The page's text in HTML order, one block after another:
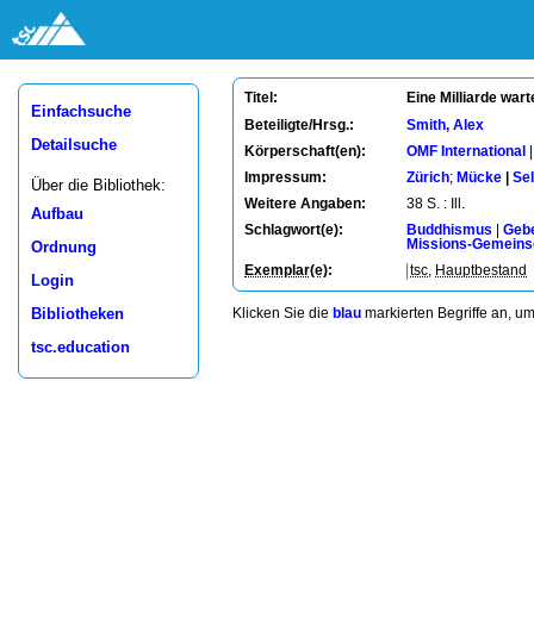
Einfachsuche
Detailsuche
Über die Bibliothek:
Aufbau
Ordnung
Login
Bibliotheken
tsc.education
Titel: Eine Milliarde
Beteiligte/Hrsg.:
Smith, Alex
Körperschaft(en):
OMF International
Impressum:
Zürich; Mücke
Weitere Angaben:
38 S. : Ill.
Schlagwort(e):
Buddhismus
Missions-
Exemplar(e): tsc Hauptbestand
Klicken Sie die blau markierten Begriffe an,